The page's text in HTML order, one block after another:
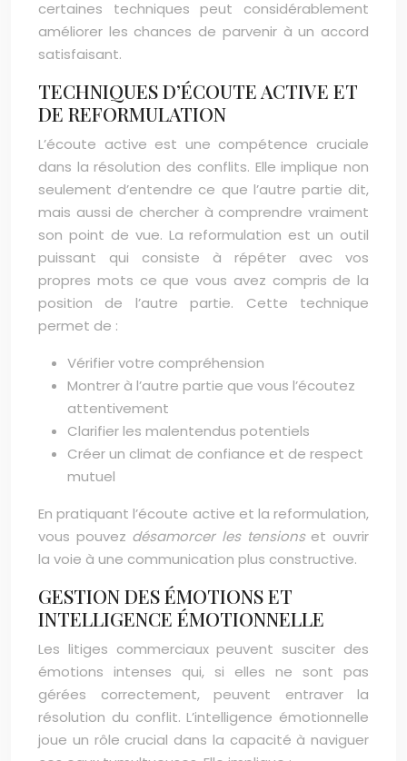
certaines techniques peut considérablement
améliorer les chances de parvenir à un accord
satisfaisant.
TECHNIQUES D’ÉCOUTE ACTIVE ET
DE REFORMULATION
L’écoute active est une compétence cruciale
dans la résolution des conflits. Elle implique non
seulement d’entendre ce que l’autre partie dit,
mais aussi de chercher à comprendre vraiment
son point de vue. La reformulation est un outil
puissant qui consiste à répéter avec vos
propres mots ce que vous avez compris de la
position de l’autre partie. Cette technique
permet de :
Vérifier votre compréhension
Montrer à l’autre partie que vous l’écoutez
attentivement
Clarifier les malentendus potentiels
Créer un climat de confiance et de respect
mutuel
En pratiquant l’écoute active et la reformulation,
vous pouvez désamorcer les tensions et ouvrir
la voie à une communication plus constructive.
GESTION DES ÉMOTIONS ET
INTELLIGENCE ÉMOTIONNELLE
Les litiges commerciaux peuvent susciter des
émotions intenses qui, si elles ne sont pas
gérées correctement, peuvent entraver la
résolution du conflit. L’intelligence émotionnelle
joue un rôle crucial dans la capacité à naviguer